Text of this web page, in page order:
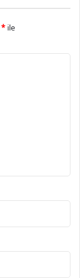
* ile